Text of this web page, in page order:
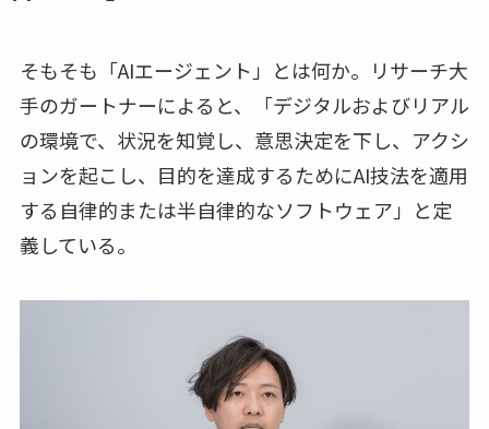
そもそも「AIエージェント」とは何か。リサーチ大
手のガートナーによると、「デジタルおよびリアル
の環境で、状況を知覚し、意思決定を下し、アクシ
ョンを起こし、目的を達成するためにAI技法を適用
する自律的または半自律的なソフトウェア」と定
義している。